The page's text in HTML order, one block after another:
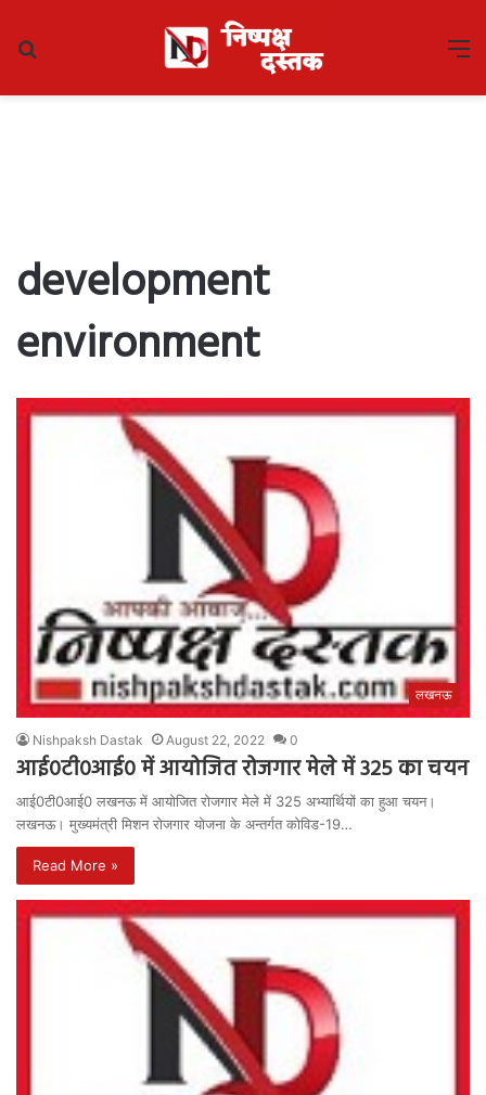
development
environment
लखनऊ
Nishpaksh Dastak August 22, 2022 0
आई0टी0आई0 में आयोजित रोजगार मेले में 325 का चयन
आई0टी0आई0 लखनऊ में आयोजित रोजगार मेले में 325 अभ्यार्थियों का हुआ चयन।
लखनऊ। मुख्यमंत्री मिशन रोजगार योजना के अन्तर्गत कोविड-19…
Read More »